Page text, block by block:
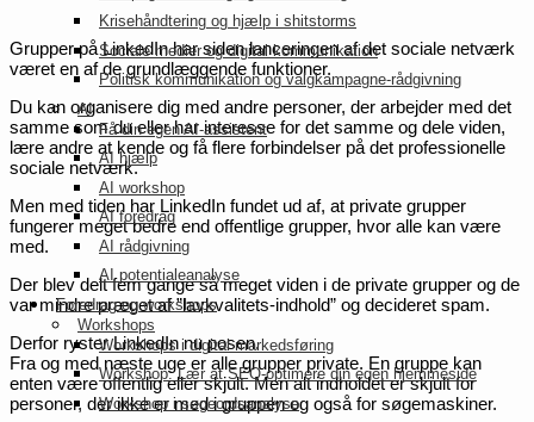
Krisehåndtering og hjælp i shitstorms
Sociale medier og digital kommunikation
Politisk kommunikation og valgkampagne-rådgivning
AI
Få din egen AI-assistent
AI hjælp
AI workshop
AI foredrag
AI rådgivning
AI potentialeanalyse
Foredrag og workshops
Workshops
Workshops i digital markedsføring
Workshop: Lær at SEO-optimere din egen hjemmeside
Workshop i søgeordsanalyse
Grupper på LinkedIn har siden lanceringen af det sociale netværk
været en af de grundlæggende funktioner.
Du kan organisere dig med andre personer, der arbejder med det
samme som du eller har interesse for det samme og dele viden,
lære andre at kende og få flere forbindelser på det professionelle
sociale netværk.
Men med tiden har LinkedIn fundet ud af, at private grupper
fungerer meget bedre end offentlige grupper, hvor alle kan være
med.
Der blev delt fem gange så meget viden i de private grupper og de
var mindre præget af ”lavkvalitets-indhold” og decideret spam.
Derfor ryster LinkedIn nu posen.
Fra og med næste uge er alle grupper private. En gruppe kan
enten være offentlig eller skjult. Men alt indholdet er skjult for
personer, der ikke er med i gruppen og også for søgemaskiner.